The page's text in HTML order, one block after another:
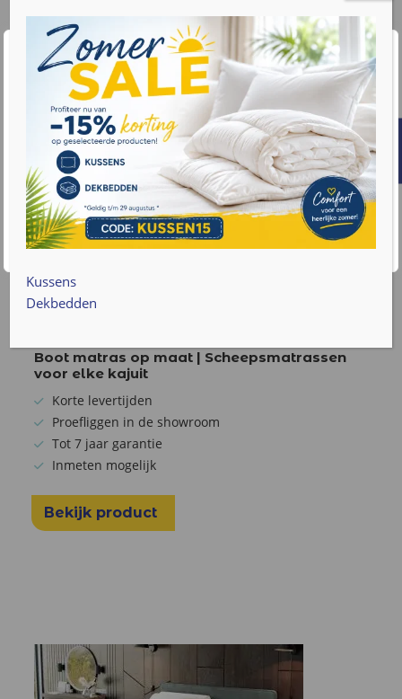
Wij waarderen uw privacy
We gebruiken cookies om uw browse-ervaring te
verbeteren, gepersonaliseerde advertenties of inhoud
weer te geven en ons verkeer te analyseren. Door op
"Alles accepteren" te klikken, gaat u akkoord met ons
gebruik van cookies. Lees meer informatie over hoe we
met uw gegevens omgaan op onze privacy policy pagina .
Cookie instellingen
Accepteren
Boot matras op maat | Scheepsmatrassen
voor elke kajuit
Korte levertijden
Proefliggen in de showroom
Tot 7 jaar garantie
Inmeten mogelijk
Bekijk product
Kussens
Dekbedden